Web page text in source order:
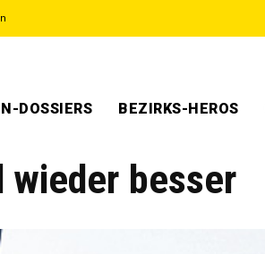
DOSSIERS BEZIRKS-HEROS
besser